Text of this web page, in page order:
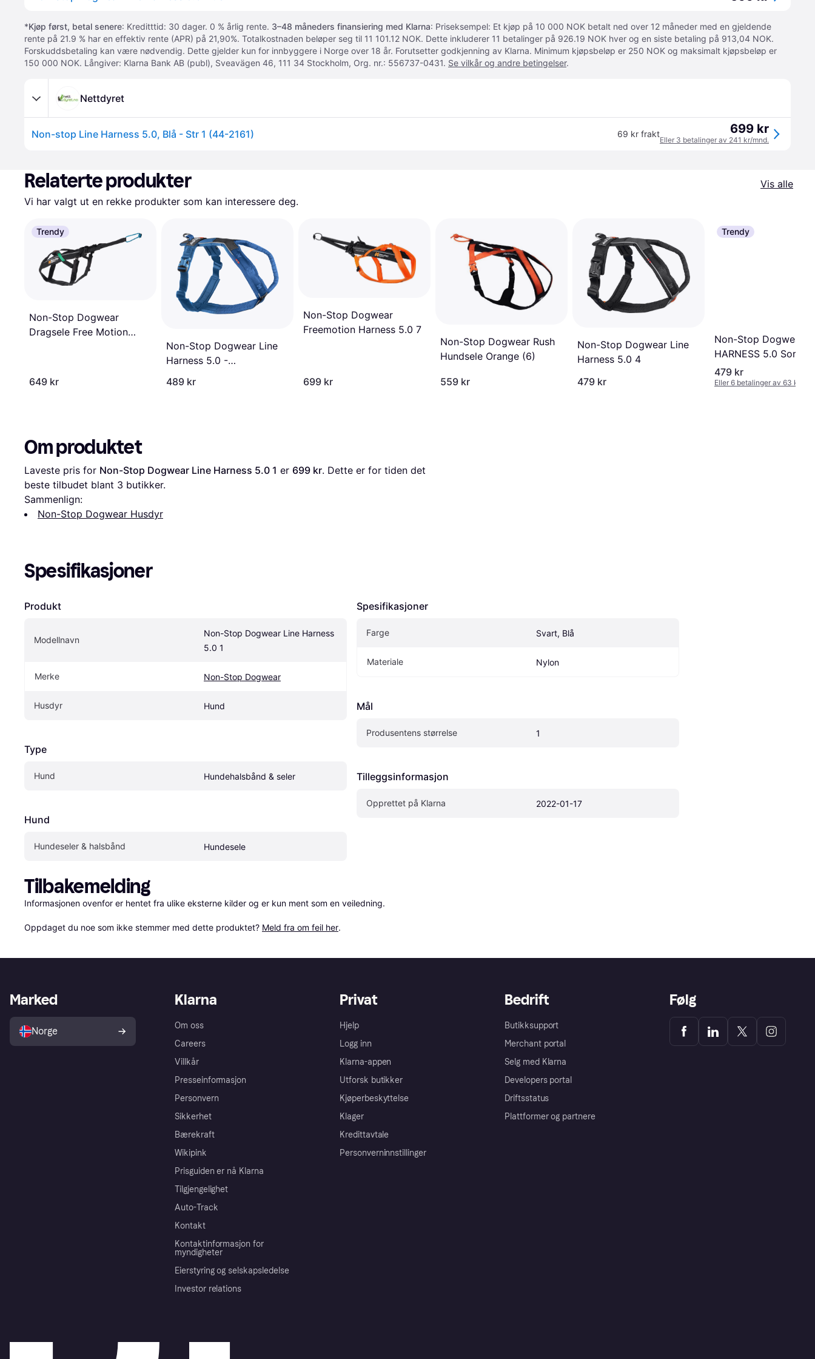
*Kjøp først, betal senere: Kreditttid: 30 dager. 0 % årlig rente. 3–48 måneders finansiering med Klarna: Priseksempel: Et kjøp på 10 000 NOK betalt ned over 12 måneder med en gjeldende
rente på 21.9 % har en effektiv rente (APR) på 21,90%. Totalkostnaden beløper seg til 11 101.12 NOK. Dette inkluderer 11 betalinger på 926.19 NOK hver og en siste betaling på 913,04 NOK.
Forskuddsbetaling kan være nødvendig. Dette gjelder kun for innbyggere i Norge over 18 år. Forutsetter godkjenning av Klarna. Minimum kjøpsbeløp er 250 NOK og maksimalt kjøpsbeløp er
150 000 NOK. Långiver: Klarna Bank AB (publ), Sveavägen 46, 111 34 Stockholm, Org. nr.: 556737-0431. Se vilkår og andre betingelser.
Nettdyret
Non-stop Line Harness 5.0, Blå - Str 1 (44-2161) 69 kr frakt 699 kr
Eller 3 betalinger av 241 kr/mnd.
Relaterte produkter
Vis alle
Vi har valgt ut en rekke produkter som kan interessere deg.
Trendy
Non-Stop Dogwear
Dragsele Free Motion
649 kr
Non-Stop Dogwear Line
Harness 5.0 -
Blågrønn/Turkis (1)
489 kr
Non-Stop Dogwear
Freemotion Harness 5.0 7
699 kr
Non-Stop Dogwear Rush
Hundsele Orange (6)
559 kr
Non-Stop Dogwear Line
Harness 5.0 4
479 kr
Trendy
Non-Stop Dogwear
HARNESS 5.0 Sort.
479 kr
Eller 6 betalinger av 63 kr
Om produktet
Laveste pris for Non-Stop Dogwear Line Harness 5.0 1 er 699 kr. Dette er for tiden det
beste tilbudet blant 3 butikker.
Sammenlign:
Non-Stop Dogwear Husdyr
Spesifikasjoner
Produkt
Modellnavn
Non-Stop Dogwear Line Harness
5.0 1
Merke Non-Stop Dogwear
Husdyr Hund
Type
Hund Hundehalsbånd & seler
Hund
Hundeseler & halsbånd Hundesele
Spesifikasjoner
Farge Svart, Blå
Materiale Nylon
Mål
Produsentens størrelse 1
Tilleggsinformasjon
Opprettet på Klarna 2022-01-17
Tilbakemelding
Informasjonen ovenfor er hentet fra ulike eksterne kilder og er kun ment som en veiledning.
Oppdaget du noe som ikke stemmer med dette produktet? Meld fra om feil her.
Klarna
Om oss
Careers
Villkår
Presseinformasjon
Personvern
Sikkerhet
Bærekraft
Wikipink
Prisguiden er nå Klarna
Tilgjengelighet
Auto-Track
Kontakt
Kontaktinformasjon for
myndigheter
Eierstyring og selskapsledelse
Investor relations
Privat
Hjelp
Logg inn
Klarna-appen
Utforsk butikker
Kjøperbeskyttelse
Klager
Kredittavtale
Personverninnstillinger
Bedrift
Butikksupport
Merchant portal
Selg med Klarna
Developers portal
Driftsstatus
Plattformer og partnere
Marked
Norge
Følg